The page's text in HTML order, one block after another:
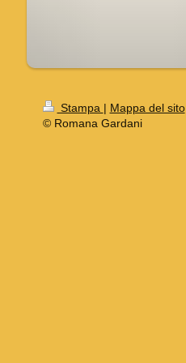
Stampa | Mappa del sito
© Romana Gardani